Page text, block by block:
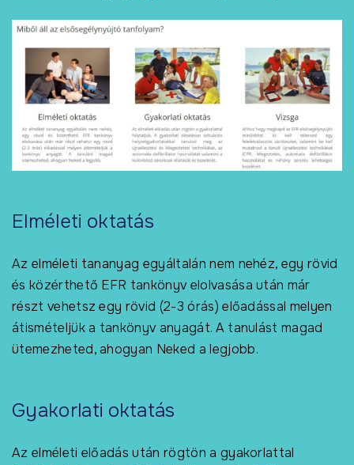
Elméleti oktatás
Az elméleti tananyag egyáltalán nem nehéz, egy rövid
és közérthető EFR tankönyv elolvasása után már
részt vehetsz egy rövid (2-3 órás) előadással melyen
átismételjük a tankönyv anyagát. A tanulást magad
ütemezheted, ahogyan Neked a legjobb.
Gyakorlati oktatás
Az elméleti előadás után rögtön a gyakorlattal